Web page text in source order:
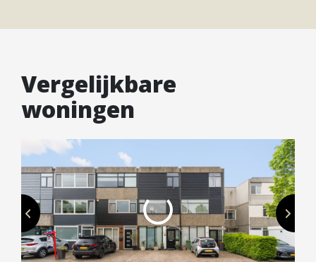
Vergelijkbare
woningen